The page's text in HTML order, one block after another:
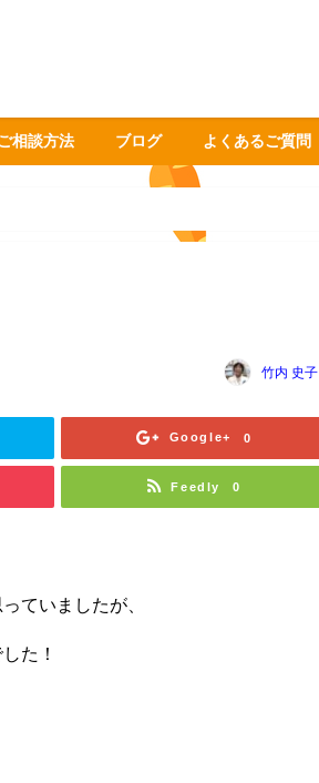
相談方法 ブログ よくあるご質問
竹内 史子
Google+ 0
Feedly 0
ていましたが、
た！